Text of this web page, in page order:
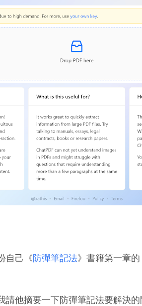
自己《防彈筆記法》書籍第一章的
請他摘要一下防彈筆記法要解決